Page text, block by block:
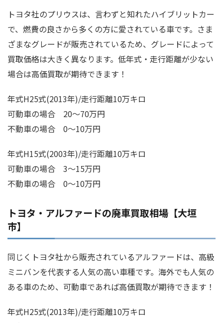
トヨタ社のプリウスは、言わずと知れたハイブリットカー
で、燃費の良さから多くの方に愛されている車です。さま
ざまなグレードが販売されているため、グレードによって
買取価格は大きく異なります。低年式・走行距離が少ない
場合は高価買取が期待できます！
年式H25式(2013年)/走行距離10万キロ
可動車の場合 20～70万円
不動車の場合 0～10万円
年式H15式(2003年)/走行距離10万キロ
可動車の場合 3～15万円
不動車の場合 0～10万円
トヨタ・アルファードの廃車買取相場【大垣
市】
同じくトヨタ社から販売されているアルファードは、高級
ミニバンを代表する人気の高い車種です。海外でも人気の
ある車のため、可動車であれば高価買取が期待できます！
年式H25式(2013年)/走行距離10万キロ